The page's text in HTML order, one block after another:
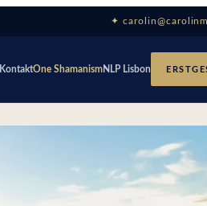
✦
KontaktOne ShamanismNLP Lisbon